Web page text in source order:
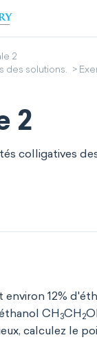
2
des solutions.
2
colligatives
12%
CH 3CH 2
calculez le